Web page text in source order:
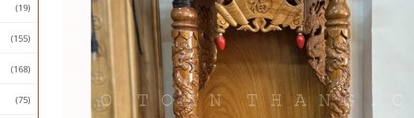
(19)
(155)
(168)
(75)